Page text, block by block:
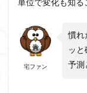
単位で変化も知る
宅ファン
慣れ
ッ
予測